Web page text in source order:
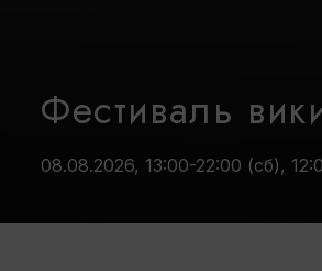
Фестиваль
08.08.2026, 13:00-22:00 (сб),